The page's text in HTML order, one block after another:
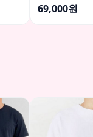
69,000원